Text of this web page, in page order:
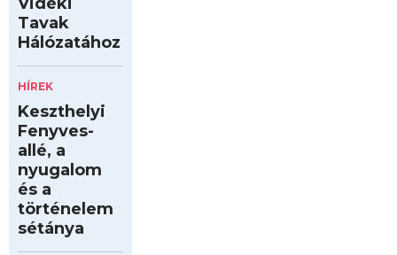
Tavak
Hálózatához
HÍREK
Keszthelyi
Fenyves-
allé, a
nyugalom
és a
történelem
sétánya